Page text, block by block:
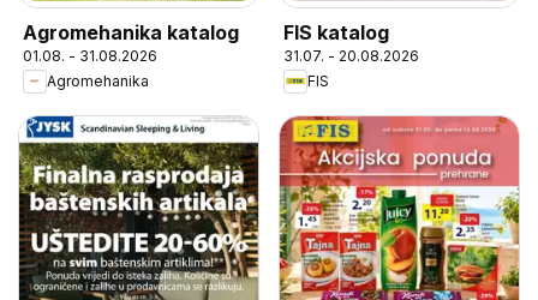
Agromehanika katalog
01.08. - 31.08.2026
Agromehanika
FIS katalog
31.07. - 20.08.2026
FIS